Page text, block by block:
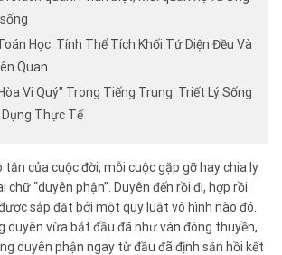
Học: Tính Thể Tích Khối Tứ Diện Đều Và
Quan
Vi Quý” Trong Tiếng Trung: Triết Lý Sống
Thực Tế
tận của cuộc đời, mỗi cuộc gặp gỡ hay chia ly
chữ “duyên phận”. Duyên đến rồi đi, hợp rồi
sắp đặt bởi một quy luật vô hình nào đó.
duyên vừa bắt đầu đã như ván đóng thuyền,
duyên phận ngay từ đầu đã định sẵn hồi kết